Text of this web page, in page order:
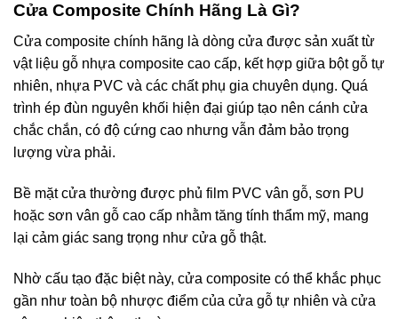
Cửa Composite Chính Hãng Là Gì?
Cửa composite chính hãng là dòng cửa được sản xuất từ
vật liệu gỗ nhựa composite cao cấp, kết hợp giữa bột gỗ tự
nhiên, nhựa PVC và các chất phụ gia chuyên dụng. Quá
trình ép đùn nguyên khối hiện đại giúp tạo nên cánh cửa
chắc chắn, có độ cứng cao nhưng vẫn đảm bảo trọng
lượng vừa phải.
Bề mặt cửa thường được phủ film PVC vân gỗ, sơn PU
hoặc sơn vân gỗ cao cấp nhằm tăng tính thẩm mỹ, mang
lại cảm giác sang trọng như cửa gỗ thật.
Nhờ cấu tạo đặc biệt này, cửa composite có thể khắc phục
gần như toàn bộ nhược điểm của cửa gỗ tự nhiên và cửa